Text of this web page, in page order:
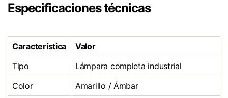
Especificaciones técnicas
Característica
Valor
Tipo
Lámpara completa industrial
Color
Amarillo / Ámbar